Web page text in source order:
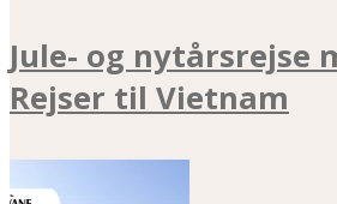
Jule- og nytårsrejse
Rejser til Vietnam